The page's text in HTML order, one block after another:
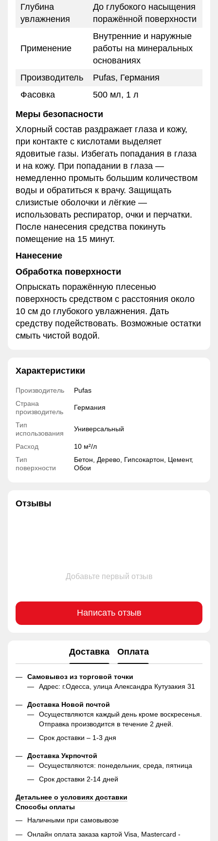
Глубина
увлажнения
До глубокого насыщения
поражённой поверхности
Применение
Внутренние и наружные
работы на минеральных
основаниях
Производитель
Pufas, Германия
Фасовка
500 мл, 1 л
Меры безопасности
Хлорный состав раздражает глаза и кожу,
при контакте с кислотами выделяет
ядовитые газы. Избегать попадания в глаза
и на кожу. При попадании в глаза —
немедленно промыть большим количеством
воды и обратиться к врачу. Защищать
слизистые оболочки и лёгкие —
использовать респиратор, очки и перчатки.
После нанесения средства покинуть
помещение на 15 минут.
Нанесение
Обработка поверхности
Опрыскать поражённую плесенью
поверхность средством с расстояния около
10 см до глубокого увлажнения. Дать
средству подействовать. Возможные остатки
смыть чистой водой.
Характеристики
Производитель
Pufas
Страна
производитель
Германия
Тип
использования
Универсальный
Расход
10 м²/л
Тип
поверхности
Бетон, Дерево, Гипсокартон, Цемент,
Обои
Отзывы
Добавьте первый отзыв
Написать отзыв
Доставка Оплата
Самовывоз из торговой точки
Адрес: г.Одесса, улица Александра Кутузакия 31
Доставка Новой почтой
Осуществляются каждый день кроме воскресенья.
Отправка производится в течение 2 дней.
Срок доставки – 1-3 дня
Доставка Укрпочтой
Осуществляются: понедельник, среда, пятница
Срок доставки 2-14 дней
Детальнее о условиях доставки
Способы оплаты
Наличными при самовывозе
Онлайн оплата заказа картой Visa, Mastercard -